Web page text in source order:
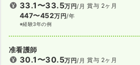
33.1〜33.5万円/月
447〜452万円/年
※経験3年の例
賞与 2ヶ月
准看護師
30.1〜30.5万円/月 賞与 2ヶ月